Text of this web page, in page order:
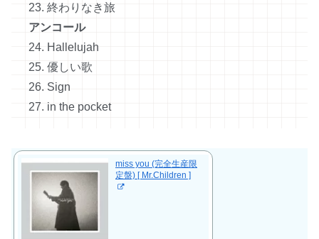
23. 終わりなき旅
アンコール
24. Hallelujah
25. 優しい歌
26. Sign
27. in the pocket
miss you (完全生産限
定盤) [ Mr.Children ]